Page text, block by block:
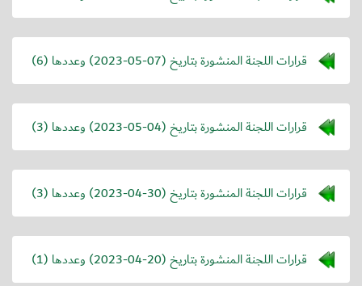
قرارات اللجنة المنشورة بتاريخ (2023-05-07) وعددها (6)
قرارات اللجنة المنشورة بتاريخ (2023-05-04) وعددها (3)
قرارات اللجنة المنشورة بتاريخ (2023-04-30) وعددها (3)
قرارات اللجنة المنشورة بتاريخ (2023-04-20) وعددها (1)